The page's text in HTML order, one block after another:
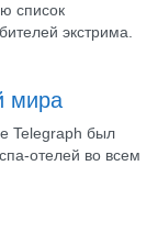
список
экстрима.
мира
Telegraph был
отелей во всем